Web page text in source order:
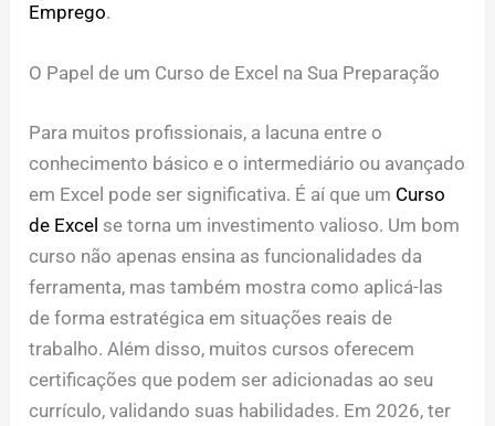
Emprego.
O Papel de um Curso de Excel na Sua Preparação
Para muitos profissionais, a lacuna entre o
conhecimento básico e o intermediário ou avançado
em Excel pode ser significativa. É aí que um Curso
de Excel se torna um investimento valioso. Um bom
curso não apenas ensina as funcionalidades da
ferramenta, mas também mostra como aplicá-las
de forma estratégica em situações reais de
trabalho. Além disso, muitos cursos oferecem
certificações que podem ser adicionadas ao seu
currículo, validando suas habilidades. Em 2026, ter